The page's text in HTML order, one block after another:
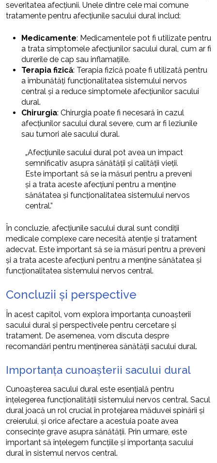
severitatea afecțiunii. Unele dintre cele mai comune
tratamente pentru afecțiunile sacului dural includ:
Medicamente: Medicamentele pot fi utilizate pentru
a trata simptomele afecțiunilor sacului dural, cum ar fi
durerile de cap sau inflamațiile.
Terapia fizică: Terapia fizică poate fi utilizată pentru
a îmbunătăți funcționalitatea sistemului nervos
central și a reduce simptomele afecțiunilor sacului
dural.
Chirurgia: Chirurgia poate fi necesară în cazul
afecțiunilor sacului dural severe, cum ar fi leziunile
sau tumori ale sacului dural.
„Afecțiunile sacului dural pot avea un impact
semnificativ asupra sănătății și calității vieții.
Este important să se ia măsuri pentru a preveni
și a trata aceste afecțiuni pentru a menține
sănătatea și funcționalitatea sistemului nervos
central.”
În concluzie, afecțiunile sacului dural sunt condiții
medicale complexe care necesită atenție și tratament
adecvat. Este important să se ia măsuri pentru a preveni
și a trata aceste afecțiuni pentru a menține sănătatea și
funcționalitatea sistemului nervos central.
Concluzii și perspective
În acest capitol, vom explora importanța cunoașterii
sacului dural și perspectivele pentru cercetare și
tratament. De asemenea, vom discuta despre
recomandări pentru menținerea sănătății sacului dural.
Importanța cunoașterii sacului dural
Cunoașterea sacului dural este esențială pentru
înțelegerea funcționalității sistemului nervos central. Sacul
dural joacă un rol crucial în protejarea măduvei spinării și
creierului, și orice afectare a acestuia poate avea
consecințe grave asupra sănătății. Prin urmare, este
important să înțelegem funcțiile și importanța sacului
dural în sistemul nervos central.